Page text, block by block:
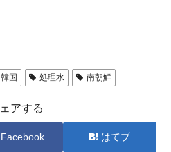
韓国 処理水 南朝鮮
アする
Facebook はてブ